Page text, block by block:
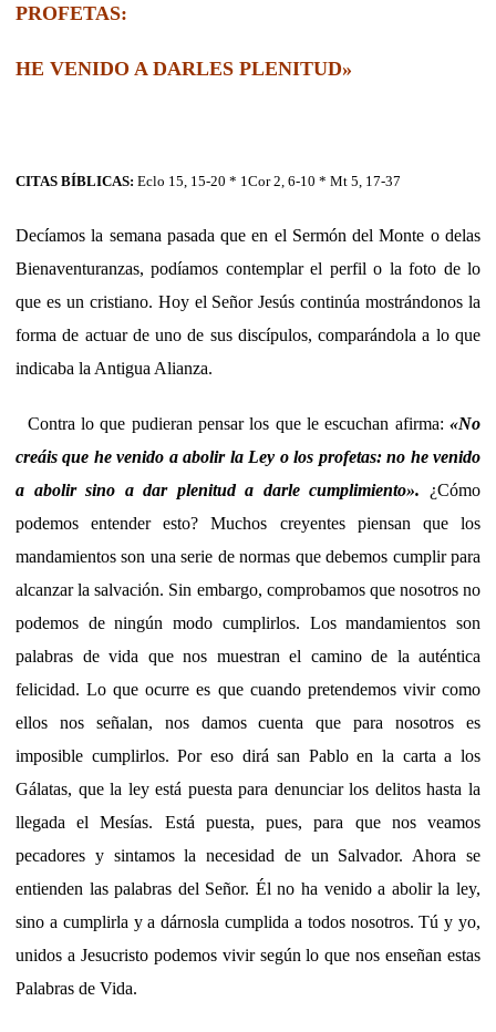
PROFETAS:
HE VENIDO A DARLES PLENITUD»
CITAS BÍBLICAS: Eclo 15, 15-20 * 1Cor 2, 6-10 * Mt 5, 17-37
Decíamos la semana pasada que en el Sermón del Monte o delas
Bienaventuranzas, podíamos contemplar el perfil o la foto de lo
que es un cristiano. Hoy el Señor Jesús continúa mostrándonos la
forma de actuar de uno de sus discípulos, comparándola a lo que
indicaba la Antigua Alianza.
Contra lo que pudieran pensar los que le escuchan afirma:«No
creáis que he venido a abolir la Ley o los profetas: no he venido
a abolir sino a dar plenitud a darle cumplimiento». ¿Cómo
podemos entender esto? Muchos creyentes piensan que los
mandamientos son una serie de normas que debemos cumplir para
alcanzar la salvación. Sin embargo, comprobamos que nosotros no
podemos de ningún modo cumplirlos. Los mandamientos son
palabras de vida que nos muestran el camino de la auténtica
felicidad. Lo que ocurre es que cuando pretendemos vivir como
ellos nos señalan, nos damos cuenta que para nosotros es
imposible cumplirlos. Por eso dirá san Pablo en la carta a los
Gálatas, que la ley está puesta para denunciar los delitos hasta la
llegada el Mesías. Está puesta, pues, para que nos veamos
pecadores y sintamos la necesidad de un Salvador. Ahora se
entienden las palabras del Señor. Él no ha venido a abolir la ley,
sino a cumplirla y a dárnosla cumplida a todos nosotros. Tú y yo,
unidos a Jesucristo podemos vivir según lo que nos enseñan estas
Palabras de Vida.